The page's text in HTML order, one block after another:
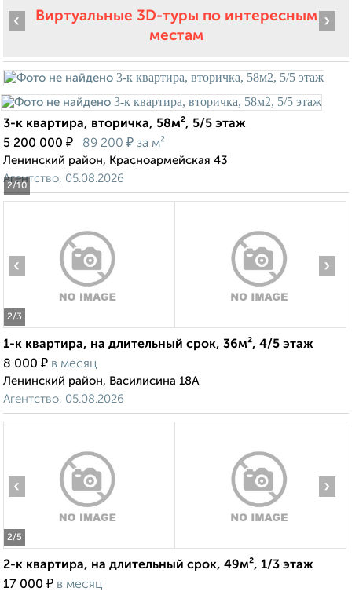
Виртуальные 3D-туры по интересным
местам
2/10
‹ ›
3-к квартира, вторичка, 58м², 5/5 этаж
5 200 000 ₽ 89 200 ₽ за м²
Ленинский район, Красноармейская 43
Агентство, 05.08.2026
2/3
‹ ›
1-к квартира, на длительный срок, 36м², 4/5 этаж
8 000 ₽ в месяц
Ленинский район, Василисина 18А
Агентство, 05.08.2026
2/5
‹ ›
2-к квартира, на длительный срок, 49м², 1/3 этаж
17 000 ₽ в месяц